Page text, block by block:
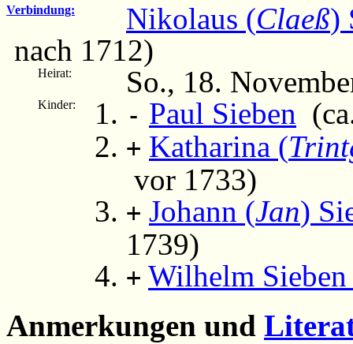
Verbindung: Nikolaus (Claeß)
nach 1712)
Heirat: So., 18.
Kinder: - Paul Sieben
+ Katharina (
vor 1733)
+ Johann (Jan)
1739)
+ Wilhelm
Anmerkungen und